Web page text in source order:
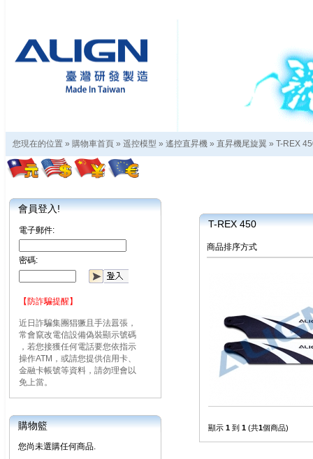
您現在的位置 » 購物車首頁 » 遥控模型 » 遙控直昇機 » 直昇機尾旋翼 » T-REX
會員登入!
電子郵件:
密碼:
【防詐騙提醒】
近日詐騙集團猖獗且手法囂張，
常會竄改電信設備偽裝顯示號碼
，若您接獲任何電話要您依指示
操作ATM，或請您提供信用卡、
金融卡帳號等資料，請勿理會以
免上當。
購物籃
您尚未選購任何商品.
T-REX 450
商品排序方式
顯示 1 到 1 (共1個商品)